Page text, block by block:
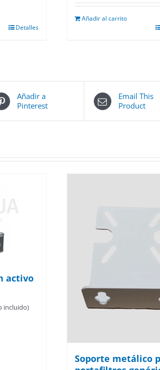
Detalles
Añadir al carrito
Añadir a
Pinterest
Email This
Product
activo
incluido)
Soporte metálico